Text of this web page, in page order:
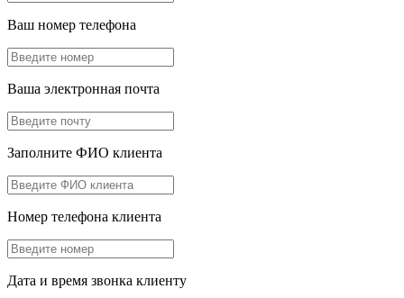
Ваш номер телефона
Ваша электронная почта
Заполните ФИО клиента
Номер телефона клиента
Дата и время звонка клиенту